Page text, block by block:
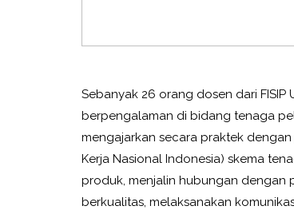
Sebanyak 26 orang dosen dari
berpengalaman di bidang tenaga
mengajarkan secara praktek
Kerja Nasional Indonesia) skema
produk, menjalin hubungan dengan
berkualitas, melaksanakan